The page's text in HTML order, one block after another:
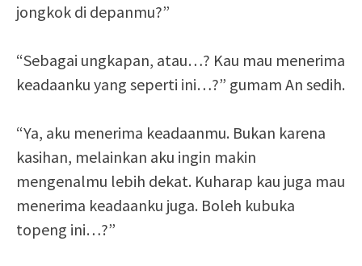
jongkok di depanmu?”
“Sebagai ungkapan, atau…? Kau mau menerima
keadaanku yang seperti ini…?” gumam An sedih.
“Ya, aku menerima keadaanmu. Bukan karena
kasihan, melainkan aku ingin makin
mengenalmu lebih dekat. Kuharap kau juga mau
menerima keadaanku juga. Boleh kubuka
topeng ini…?”